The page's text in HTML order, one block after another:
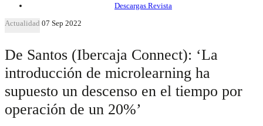
Descargas Revista
Actualidad 07 Sep 2022
De Santos (Ibercaja Connect): ‘La
introducción de microlearning ha
supuesto un descenso en el tiempo por
operación de un 20%’